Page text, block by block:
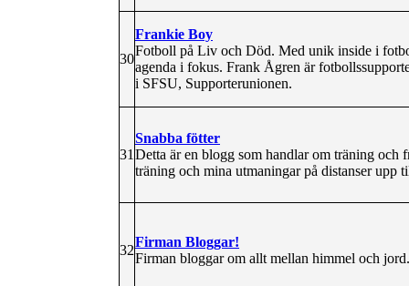
30
Frankie Boy
Fotboll på Liv och Död. Med unik inside i
agenda i fokus. Frank Ågren är
i SFSU, Supporterunionen.
31
Snabba fötter
Detta är en blogg som handlar om träning
träning och mina utmaningar på distanser upp
32
Firman Bloggar!
Firman bloggar om allt mellan himmel och jord.